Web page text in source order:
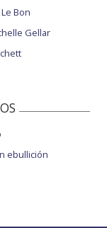
Bon
Gellar
ebullición